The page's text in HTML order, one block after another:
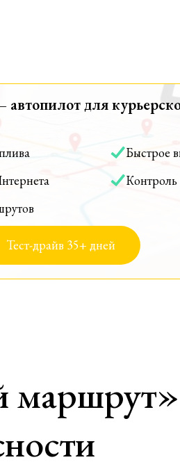
для
Быстрое
Контроль
Тест-драйв 35+ дней
маршрут»